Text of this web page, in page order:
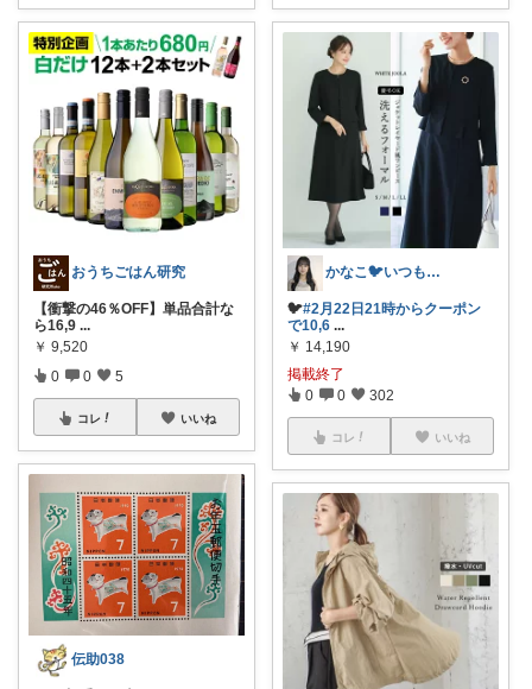
おうちごはん研究
【衝撃の46％OFF】単品合計な
ら16,9 ...
￥ 9,520
0 0 5
コレ いいね
伝助038
かなこ🐦️いつもありがとう💖
🐦#2月22日21時からクーポン
で10,6 ...
￥ 14,190
掲載終了
0 0 302
コレ いいね